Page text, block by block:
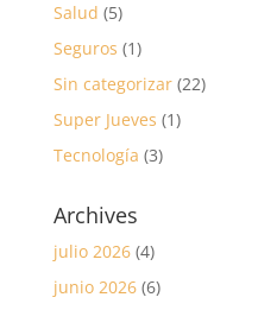
Salud (5)
Seguros (1)
Sin categorizar(22)
Super Jueves (1)
Tecnología (3)
Archives
julio 2026(4)
junio 2026(6)